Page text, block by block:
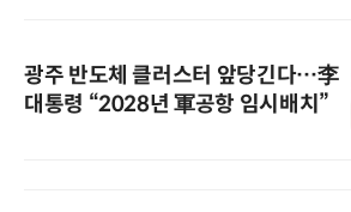
광주 반도체 클러스터 앞당긴다…李
대통령 “2028년 軍공항 임시배치”